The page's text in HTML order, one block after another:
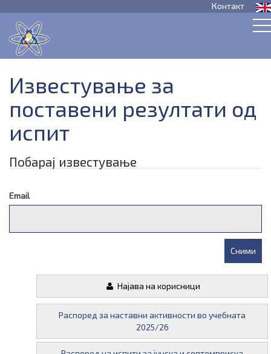
Контакт
Известување за
поставени резултати од
испит
Побарај известување
Email
Најава на корисници
Распоред за наставни активности во учебната
2025/26